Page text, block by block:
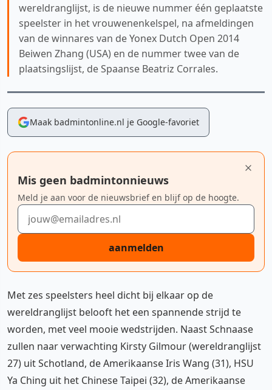
wereldranglijst, is de nieuwe nummer één geplaatste
speelster in het vrouwenenkelspel, na afmeldingen
van de winnares van de Yonex Dutch Open 2014
Beiwen Zhang (USA) en de nummer twee van de
plaatsingslijst, de Spaanse Beatriz Corrales.
Maak badmintonline.nl je Google-favoriet
Mis geen badmintonnieuws
Meld je aan voor de nieuwsbrief en blijf op de hoogte.
E-mailadres
aanmelden
Met zes speelsters heel dicht bij elkaar op de
wereldranglijst belooft het een spannende strijd te
worden, met veel mooie wedstrijden. Naast Schnaase
zullen naar verwachting Kirsty Gilmour (wereldranglijst
27) uit Schotland, de Amerikaanse Iris Wang (31), HSU
Ya Ching uit het Chinese Taipei (32), de Amerikaanse